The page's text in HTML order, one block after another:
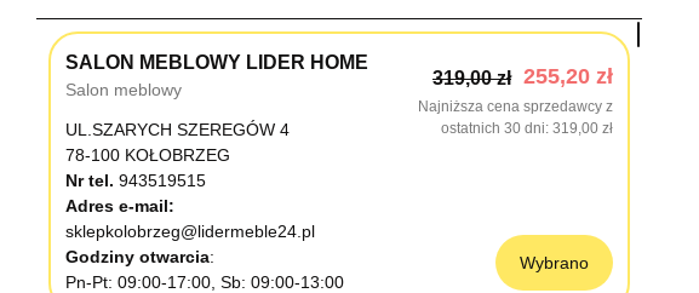
SALON MEBLOWY LIDER HOME
Salon meblowy
UL.SZARYCH SZEREGÓW 4
78-100 KOŁOBRZEG
Nr tel. 943519515
Adres e-mail:
sklepkolobrzeg@lidermeble24.pl
Godziny otwarcia
Pn-Pt: 09:00-17:00, Sb: 09:00-13:00
319,00 zł 255,20 zł
Najniższa cena sprzedawcy z
ostatnich 30 dni 319,00 zł
Wybrano